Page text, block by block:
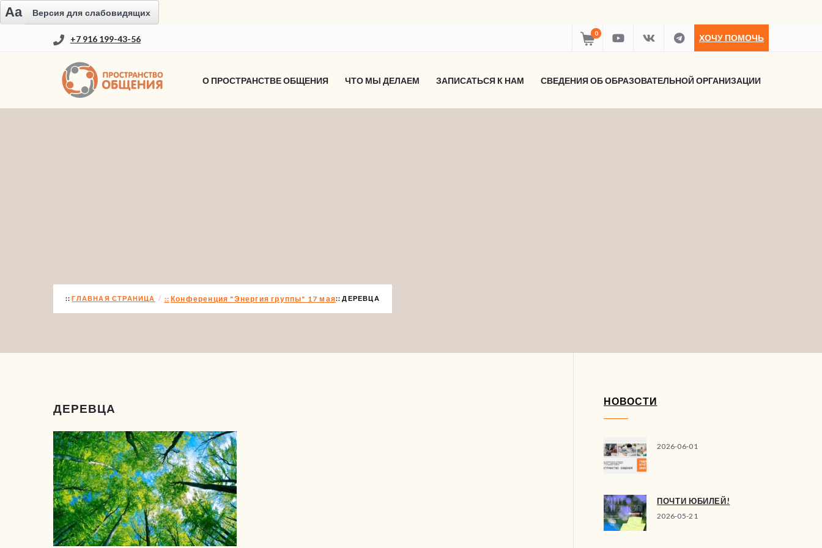
Aa Версия для слабовидящих
+7 916 199-43-56
0 ХОЧУ ПОМОЧЬ
О ПРОСТРАНСТВЕ ОБЩЕНИЯ ЧТО МЫ ДЕЛАЕМ ЗАПИСАТЬСЯ К НАМ СВЕДЕНИЯ ОБ ОБРАЗОВАТЕЛЬНОЙ ОРГАНИЗАЦИИ
ГЛАВНАЯ СТРАНИЦА Конференция "Энергия группы" 17 мая ДЕРЕВЦА
ДЕРЕВЦА
НОВОСТИ
2026-06-01
ПОЧТИ ЮБИЛЕЙ!
2026-05-21